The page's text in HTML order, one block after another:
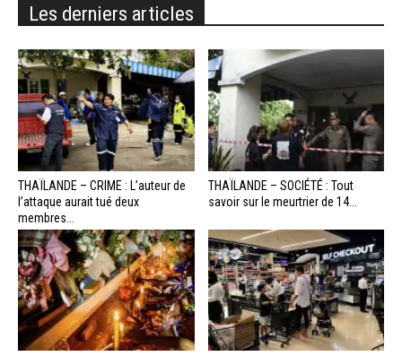
Les derniers articles
THAÏLANDE – CRIME : L’auteur de
l’attaque aurait tué deux
membres...
THAÏLANDE – SOCIÉTÉ : Tout
savoir sur le meurtrier de 14...